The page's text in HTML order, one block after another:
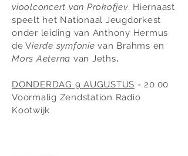
vioolconcert van Prokofjev. Hiernaast
speelt het Nationaal Jeugdorkest
onder leiding van Anthony Hermus
de Vierde symfonie van Brahms en
Mors Aeterna van Jeths.
DONDERDAG 9 AUGUSTUS - 20:00
Voormalig Zendstation Radio
Kootwijk